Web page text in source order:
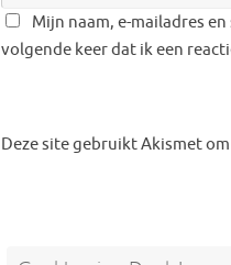
Mijn naam, e-mailadres
volgende keer dat ik een
Deze site gebruikt Akismet